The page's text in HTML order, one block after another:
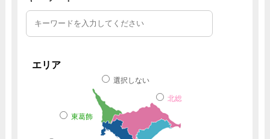
エリア
選択しない
東葛飾
北総